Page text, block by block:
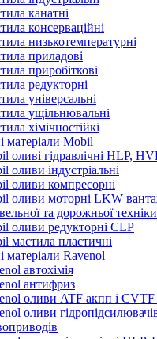
канатні
консерваційні
низькотемпературні
приладові
приробіткові
редукторні
універсальні
ущільнювальні
хімічностійкі
матеріали Mobil
оливі гідравлічні HLP,
оливи індустріальні
оливи компресорні
оливи моторні LKW
та дорожньої техніки
оливи редукторні CLP
мастила пластичні
матеріали Ravenol
автохімія
антифриз
оливи ATF акпп і CVTF
оливи